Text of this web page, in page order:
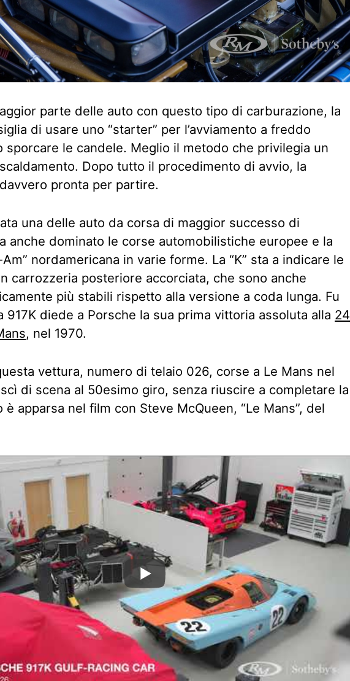
parte delle auto con questo tipo di carburazione, la
di usare uno “starter” per l’avviamento a freddo
sporcare le candele. Meglio il metodo che privilegia un
Dopo tutto il procedimento di avvio, la
pronta per partire.
una delle auto da corsa di maggior successo di
anche dominato le corse automobilistiche europee e la
nordamericana in varie forme. La “K” sta a indicare le
carrozzeria posteriore accorciata, che sono anche
più stabili rispetto alla versione a coda lunga. Fu
917K diede a Porsche la sua prima vittoria assoluta alla 24
, nel 1970.
vettura, numero di telaio 026, corse a Le Mans nel
di scena al 50esimo giro, senza riuscire a completare la
è apparsa nel film con Steve McQueen, “Le Mans”, del